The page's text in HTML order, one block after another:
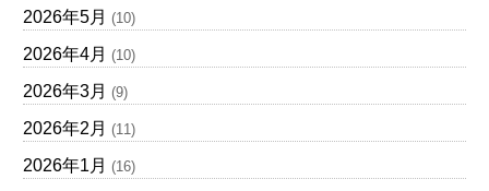
2026年5月 (10)
2026年4月 (10)
2026年3月 (9)
2026年2月 (11)
2026年1月 (16)